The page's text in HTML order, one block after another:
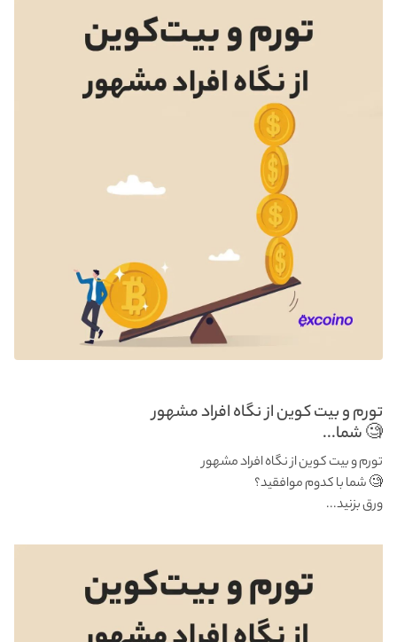
تورم و بیت کوین از نگاه افراد مشهور
🧐 شما...
تورم و بیت کوین از نگاه افراد مشهور
🧐 شما با کدوم موافقید؟
ورق بزنید...